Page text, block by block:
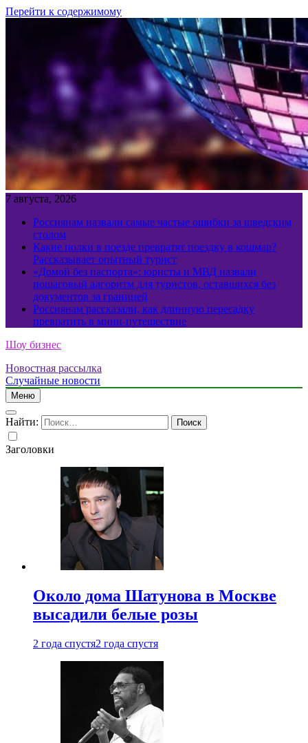
Перейти к содержимому
7 августа, 2026
Россиянам назвали самые частые ошибки за шведским
столом
Какие полки в поезде превратят поездку в кошмар?
Рассказывает опытный турист
«Домой без паспорта»: юристы и МВД назвали
пошаговый алгоритм для туристов, оставшихся без
документов за границей
Россиянам рассказали, как длинную пересадку
превратить в мини-путешествие
Шоу бизнес
Новостная рассылка
Случайные новости
Меню
Найти:
Заголовки
Около дома Шатунова в Москве
высадили белые розы
2 года спустя2 года спустя